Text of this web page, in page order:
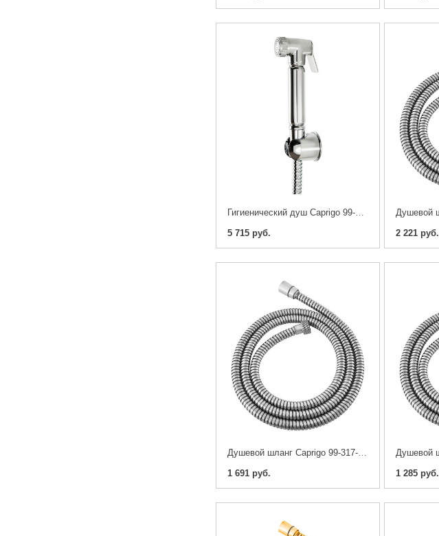
Гигиенический душ Caprigo 99-063-crm
5 715 руб.
2 221 руб.
Душевой шланг Caprigo 99-317-crm 170 см
1 691 руб.
1 285 руб.